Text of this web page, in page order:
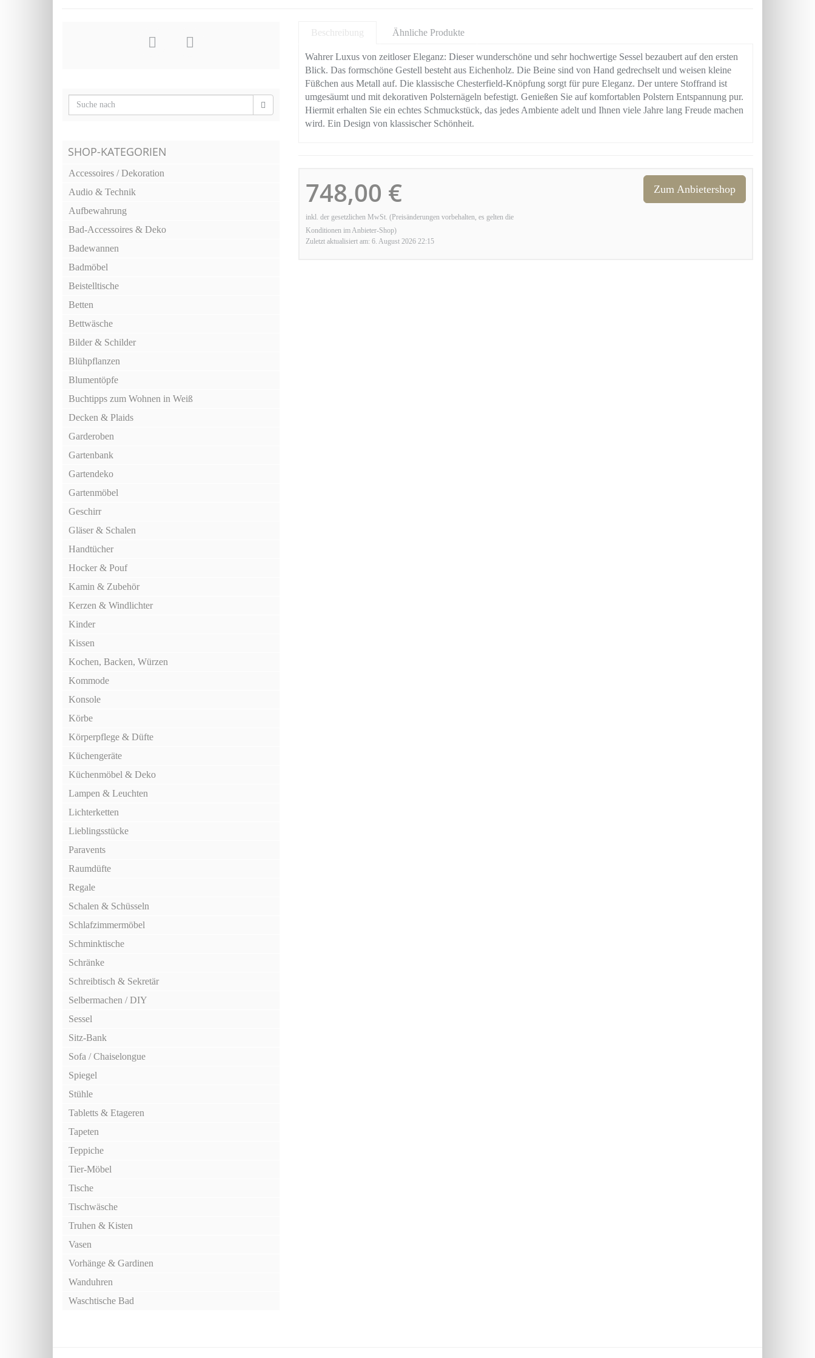
Beschreibung Ähnliche Produkte
Wahrer Luxus von zeitloser Eleganz: Dieser wunderschöne und sehr hochwertige Sessel bezaubert auf den ersten
Blick. Das formschöne Gestell besteht aus Eichenholz. Die Beine sind von Hand gedrechselt und weisen kleine
Füßchen aus Metall auf. Die klassische Chesterfield-Knöpfung sorgt für pure Eleganz. Der untere Stoffrand ist
umgesäumt und mit dekorativen Polsternägeln befestigt. Genießen Sie auf komfortablen Polstern Entspannung pur.
Hiermit erhalten Sie ein echtes Schmuckstück, das jedes Ambiente adelt und Ihnen viele Jahre lang Freude machen
wird. Ein Design von klassischer Schönheit.
748,00 €
inkl. der gesetzlichen MwSt. (Preisänderungen vorbehalten, es gelten die
Konditionen im Anbieter-Shop)
Zuletzt aktualisiert am: 6. August 2026 22:15
Zum Anbietershop
SHOP-KATEGORIEN
Accessoires / Dekoration
Audio & Technik
Aufbewahrung
Bad-Accessoires & Deko
Badewannen
Badmöbel
Beistelltische
Betten
Bettwäsche
Bilder & Schilder
Blühpflanzen
Blumentöpfe
Buchtipps zum Wohnen in Weiß
Decken & Plaids
Garderoben
Gartenbank
Gartendeko
Gartenmöbel
Geschirr
Gläser & Schalen
Handtücher
Hocker & Pouf
Kamin & Zubehör
Kerzen & Windlichter
Kinder
Kissen
Kochen, Backen, Würzen
Kommode
Konsole
Körbe
Körperpflege & Düfte
Küchengeräte
Küchenmöbel & Deko
Lampen & Leuchten
Lichterketten
Lieblingsstücke
Paravents
Raumdüfte
Regale
Schalen & Schüsseln
Schlafzimmermöbel
Schminktische
Schränke
Schreibtisch & Sekretär
Selbermachen / DIY
Sessel
Sitz-Bank
Sofa / Chaiselongue
Spiegel
Stühle
Tabletts & Etageren
Tapeten
Teppiche
Tier-Möbel
Tische
Tischwäsche
Truhen & Kisten
Vasen
Vorhänge & Gardinen
Wanduhren
Waschtische Bad